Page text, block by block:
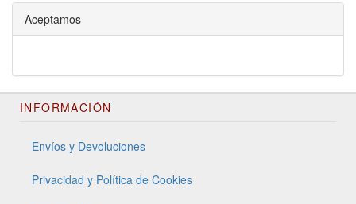
Aceptamos
INFORMACIÓN
Envíos y Devoluciones
Privacidad y Política de Cookies